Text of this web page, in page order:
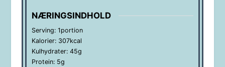
NÆRINGSINDHOLD
Serving: 1portion
Kalorier: 307kcal
Kulhydrater: 45g
Protein: 5g